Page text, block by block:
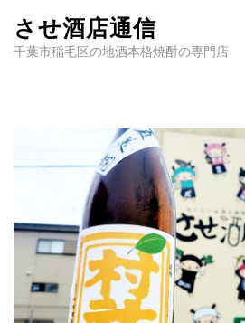
させ酒店通信
千葉市稲毛区の地酒本格焼酎の専門店